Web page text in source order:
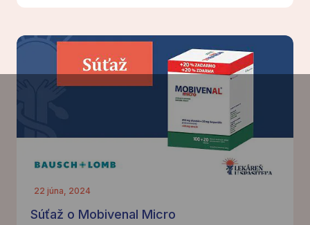
22 júna, 2024
Súťaž o Mobivenal Micro